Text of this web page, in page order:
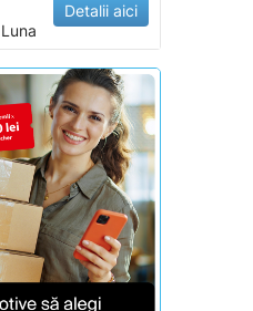
Detalii aici